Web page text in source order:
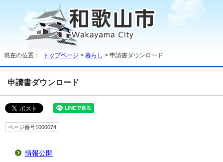
現在の位置： トップページ > 暮らし > 申請書ダウンロード
申請書ダウンロード
ページ番号1000074
情報公開